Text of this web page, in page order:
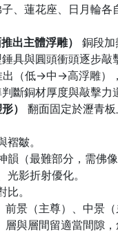
、蓮花座、日月輪
出主體浮雕）
銅段加
具與圓頭衝頭逐步
（低→中→高浮雕）
斷銅材厚度與敲擊力
）
翻面固定於瀝青
皺。
（最難部分，需佛像
影折射優化。
。
前景（主尊）、中景
與層間留適當間隙